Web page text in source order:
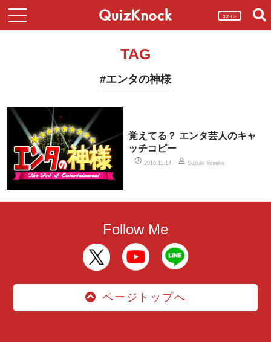
ログイン
TAG
#エンタの神様
覚えてる？ エンタ芸人のキャ
ッチコピー
2016.11.14 Suzuki Yosuke
Follow Me
ページトップへ